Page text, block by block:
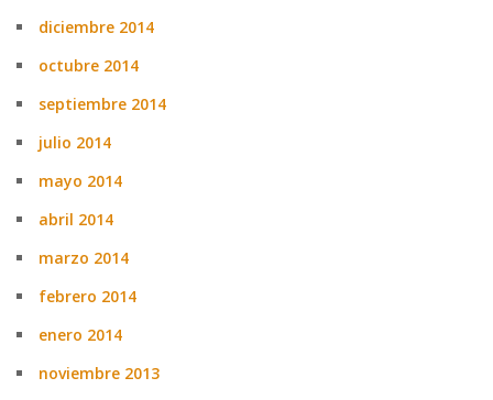
diciembre 2014
octubre 2014
septiembre 2014
julio 2014
mayo 2014
abril 2014
marzo 2014
febrero 2014
enero 2014
noviembre 2013